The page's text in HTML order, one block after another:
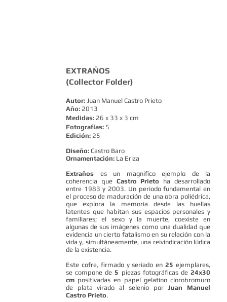
EXTRAÑOS
(Collector Folder)
Autor: Juan Manuel Castro Prieto
Año: 2013
Medidas: 26 x 33 x 3 cm
Fotografías: 5
Edición: 25
Diseño: Castro Baro
Ornamentación: La Eriza
Extraños es un magnifico ejemplo de la
coherencia que Castro Prieto ha desarrollado
entre 1983 y 2003. Un periodo fundamental en
el proceso de maduración de una obra poliédrica,
que explora la memoria desde las huellas
latentes que habitan sus espacios personales y
familiares; el sexo y la muerte, coexiste en
algunas de sus imágenes como una dualidad que
evidencia un cierto fatalismo en su relación con la
vida y, simultáneamente, una reivindicación lúdica
de la existencia.
Este cofre, firmado y seriado en25 ejemplares,
se compone de5 piezas fotográficas de24x30
cm positivadas en papel gelatino clorobromuro
de plata virado al selenio porJuan Manuel
Castro Prieto.